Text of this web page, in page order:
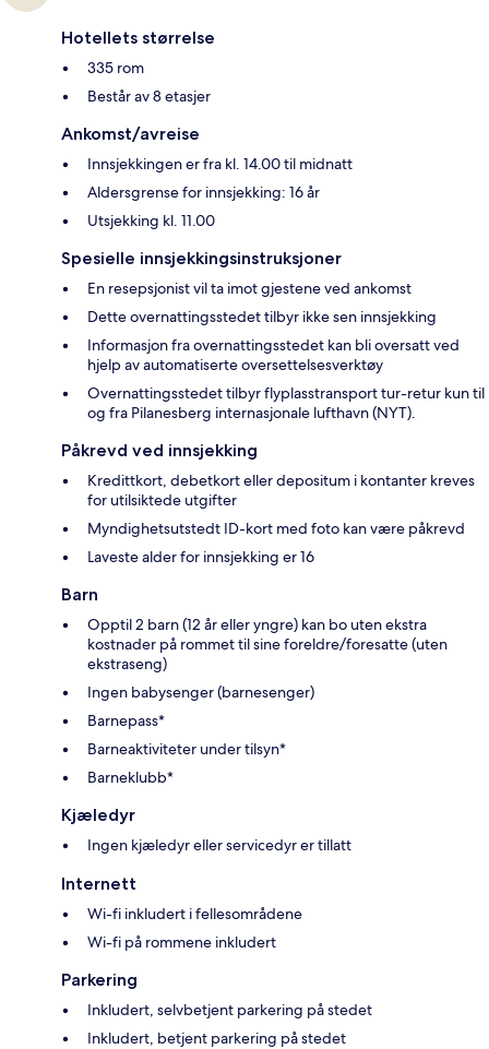
Hotellets størrelse
335 rom
Består av 8 etasjer
Ankomst/avreise
Innsjekkingen er fra kl. 14.00 til midnatt
Aldersgrense for innsjekking: 16 år
Utsjekking kl. 11.00
Spesielle innsjekkingsinstruksjoner
En resepsjonist vil ta imot gjestene ved ankomst
Dette overnattingsstedet tilbyr ikke sen innsjekking
Informasjon fra overnattingsstedet kan bli oversatt ved
hjelp av automatiserte oversettelsesverktøy
Overnattingsstedet tilbyr flyplasstransport tur-retur kun til
og fra Pilanesberg internasjonale lufthavn (NYT).
Påkrevd ved innsjekking
Kredittkort, debetkort eller depositum i kontanter kreves
for utilsiktede utgifter
Myndighetsutstedt ID-kort med foto kan være påkrevd
Laveste alder for innsjekking er 16
Barn
Opptil 2 barn (12 år eller yngre) kan bo uten ekstra
kostnader på rommet til sine foreldre/foresatte (uten
ekstraseng)
Ingen babysenger (barnesenger)
Barnepass*
Barneaktiviteter under tilsyn*
Barneklubb*
Kjæledyr
Ingen kjæledyr eller servicedyr er tillatt
Internett
Wi-fi inkludert i fellesområdene
Wi-fi på rommene inkludert
Parkering
Inkludert, selvbetjent parkering på stedet
Inkludert, betjent parkering på stedet